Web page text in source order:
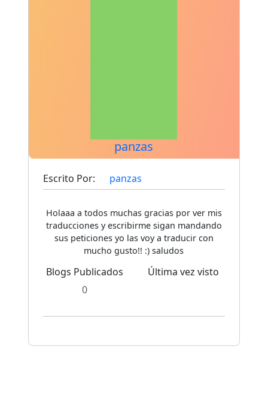
panzas
Escrito Por: panzas
Holaaa a todos muchas gracias por ver mis
traducciones y escribirme sigan mandando
sus peticiones yo las voy a traducir con
mucho gusto!! :) saludos
Blogs Publicados
0
Última vez visto